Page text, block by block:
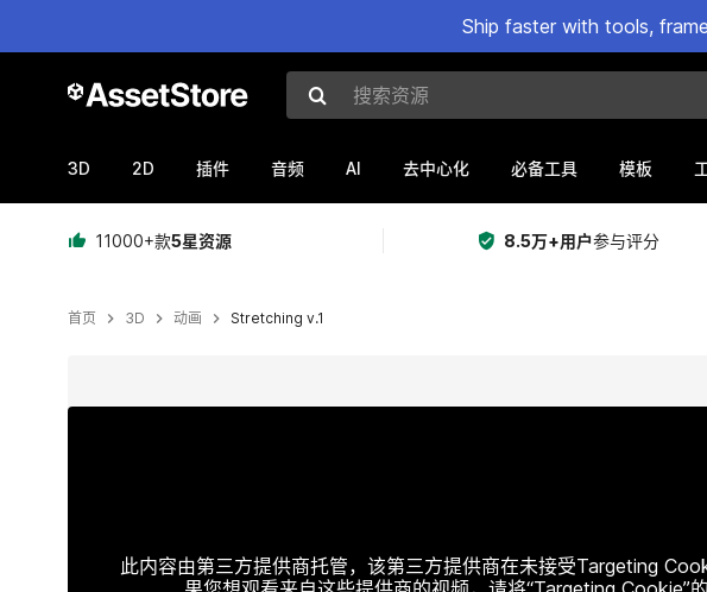
Ship faster with tools,
搜索资源
3D 2D 插件 音频 AI 去中心化 必备工具 模板
11000+款5星资源 8.5万+用户参与评分
首页 3D 动画 Stretching v.1
此内容由第三方提供商托管，该第三方提供商在未接受Targeting